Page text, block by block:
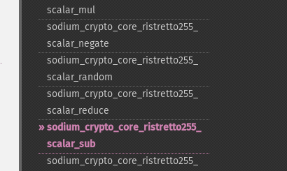
scalar_​mul
sodium_​crypto_​core_​ristretto255_​
scalar_​negate
sodium_​crypto_​core_​ristretto255_​
scalar_​random
sodium_​crypto_​core_​ristretto255_​
scalar_​reduce
sodium_​crypto_​core_​ristretto255_​
scalar_​sub
sodium_​crypto_​core_​ristretto255_​